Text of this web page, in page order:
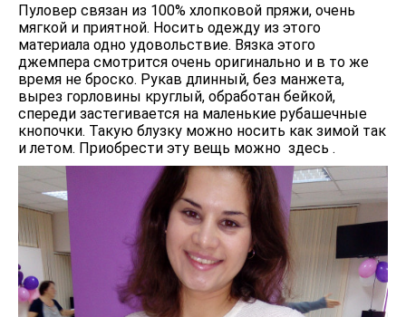
Пуловер связан из 100% хлопковой пряжи, очень
мягкой и приятной. Носить одежду из этого
материала одно удовольствие. Вязка этого
джемпера смотрится очень оригинально и в то же
время не броско. Рукав длинный, без манжета,
вырез горловины круглый, обработан бейкой,
спереди застегивается на маленькие рубашечные
кнопочки. Такую блузку можно носить как зимой так
и летом. Приобрести эту вещь можно здесь .